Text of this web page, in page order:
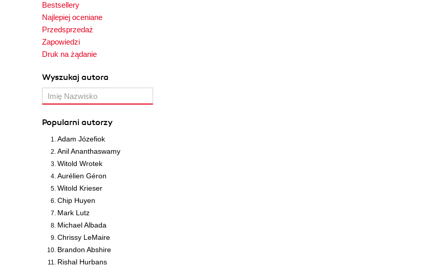
Bestsellery
Najlepiej oceniane
Przedsprzedaż
Zapowiedzi
Druk na żądanie
Wyszukaj autora
Popularni autorzy
Adam Józefiok
Anil Ananthaswamy
Witold Wrotek
Aurélien Géron
Witold Krieser
Chip Huyen
Mark Lutz
Michael Albada
Chrissy LeMaire
Brandon Abshire
Rishal Hurbans